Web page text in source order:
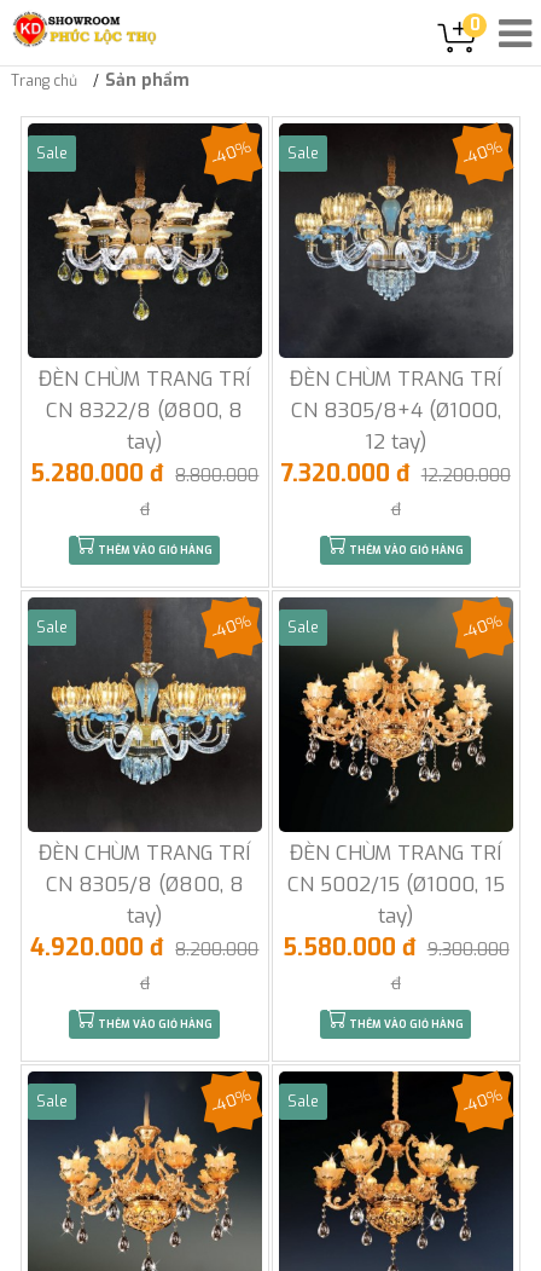
0
Trang chủ Sản phẩm
Sale
ĐÈN CHÙM TRANG TRÍ
CN 8322/8 (Ø800, 8
tay)
-40%
5.280.000 đ 8.800.000
đ
THÊM VÀO GIỎ HÀNG
Sale
ĐÈN CHÙM TRANG TRÍ
CN 8305/8+4 (Ø1000,
12 tay)
-40%
7.320.000 đ 12.200.000
đ
THÊM VÀO GIỎ HÀNG
Sale
ĐÈN CHÙM TRANG TRÍ
CN 8305/8 (Ø800, 8
tay)
-40%
4.920.000 đ 8.200.000
đ
THÊM VÀO GIỎ HÀNG
Sale
ĐÈN CHÙM TRANG TRÍ
CN 5002/15 (Ø1000, 15
tay)
-40%
5.580.000 đ 9.300.000
đ
THÊM VÀO GIỎ HÀNG
Sale -40% Sale -40%